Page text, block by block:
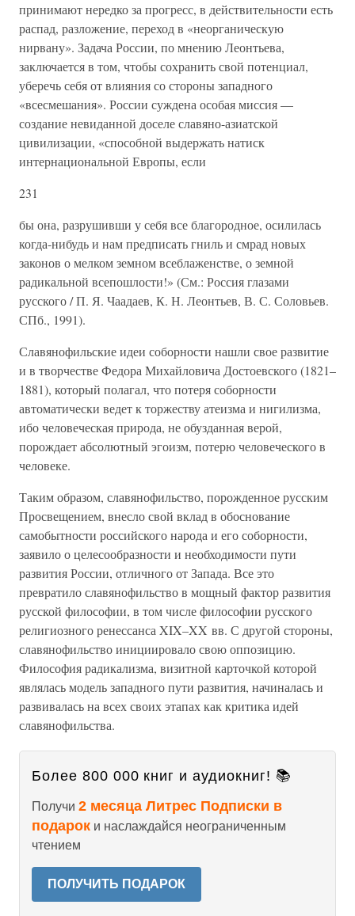
принимают нередко за прогресс, в действительности есть
распад, разложение, переход в «неорганическую
нирвану». Задача России, по мнению Леонтьева,
заключается в том, чтобы сохранить свой потенциал,
уберечь себя от влияния со стороны западного
«всесмешания». России суждена особая миссия —
создание невиданной доселе славяно-азиатской
цивилизации, «способной выдержать натиск
интернациональной Европы, если
231
бы она, разрушивши у себя все благородное, осилилась
когда-нибудь и нам предписать гниль и смрад новых
законов о мелком земном всеблаженстве, о земной
радикальной всепошлости!» (См.: Россия глазами
русского / П. Я. Чаадаев, К. Н. Леонтьев, В. С. Соловьев.
СПб., 1991).
Славянофильские идеи соборности нашли свое развитие
и в творчестве Федора Михайловича Достоевского (1821–
1881), который полагал, что потеря соборности
автоматически ведет к торжеству атеизма и нигилизма,
ибо человеческая природа, не обузданная верой,
порождает абсолютный эгоизм, потерю человеческого в
человеке.
Таким образом, славянофильство, порожденное русским
Просвещением, внесло свой вклад в обоснование
самобытности российского народа и его соборности,
заявило о целесообразности и необходимости пути
развития России, отличного от Запада. Все это
превратило славянофильство в мощный фактор развития
русской философии, в том числе философии русского
религиозного ренессанса XIX–XX вв. С другой стороны,
славянофильство инициировало свою оппозицию.
Философия радикализма, визитной карточкой которой
являлась модель западного пути развития, начиналась и
развивалась на всех своих этапах как критика идей
славянофильства.
Более 800 000 книг и аудиокниг! 📚
Получи 2 месяца Литрес Подписки в
подарок и наслаждайся неограниченным
чтением
ПОЛУЧИТЬ ПОДАРОК